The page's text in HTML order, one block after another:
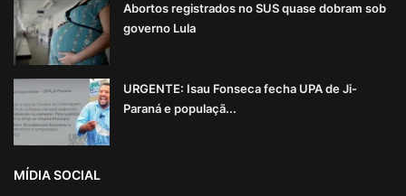
Abortos registrados no SUS quase dobram sob
governo Lula
URGENTE: Isau Fonseca fecha UPA de Ji-
Paraná e populaçã...
MÍDIA SOCIAL